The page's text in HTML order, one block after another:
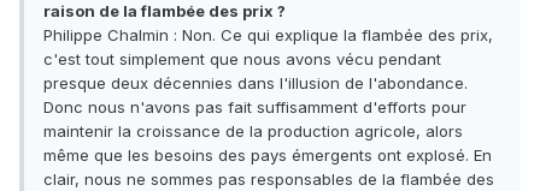
raison de la flambée des prix ?
Philippe Chalmin : Non. Ce qui explique la flambée des prix,
c'est tout simplement que nous avons vécu pendant
presque deux décennies dans l'illusion de l'abondance.
Donc nous n'avons pas fait suffisamment d'efforts pour
maintenir la croissance de la production agricole, alors
même que les besoins des pays émergents ont explosé. En
clair, nous ne sommes pas responsables de la flambée des